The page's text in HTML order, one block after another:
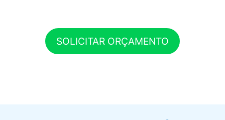
SOLICITAR ORÇAMENTO